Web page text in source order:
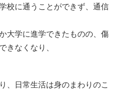
校に通うことができず、通信
大学に進学できたものの、傷
きなくなり、
、日常生活は身のまわりのこ